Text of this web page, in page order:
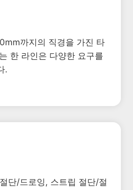
까지의 직경을 가진 타
한 라인은 다양한 요구를
.
단/드로잉, 스트립 절단/절